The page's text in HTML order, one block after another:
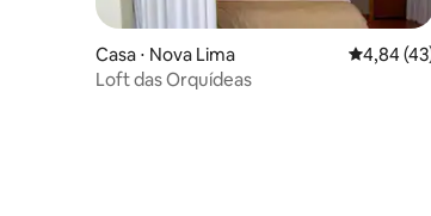
Casa ⋅ Nova Lima 4,84 de
4,84
Loft das Orquídeas